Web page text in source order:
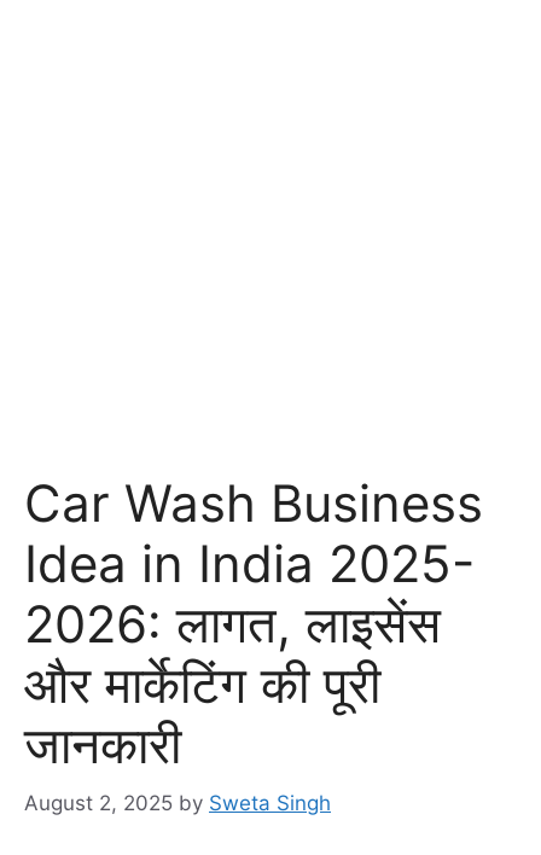
Car Wash Business
Idea in India 2025-
2026: लागत, लाइसेंस
और मार्केटिंग की पूरी
जानकारी
August 2, 2025 by Sweta Singh